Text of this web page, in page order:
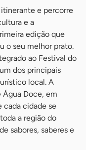
e percorre
e a
edição que
o seu melhor prato.
ao Festival do
dos principais
local. A
Água Doce, em
cada cidade se
a região do
sabores, saberes e